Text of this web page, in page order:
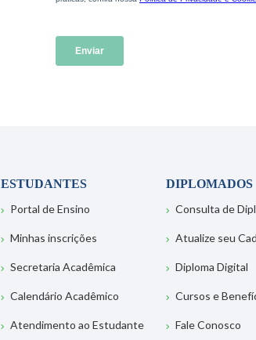
ESTUDANTES
Portal de Ensino
Minhas inscrições
Secretaria Acadêmica
Calendário Acadêmico
Atendimento ao Estudante
DIPLOMADOS
Consulta de
Atualize seu
Diploma Digital
Cursos e
Fale Conosco